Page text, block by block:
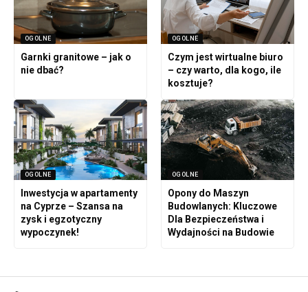
OGOLNE
Garnki granitowe – jak o
nie dbać?
OGOLNE
Czym jest wirtualne biuro
– czy warto, dla kogo, ile
kosztuje?
OGOLNE
Inwestycja w apartamenty
na Cyprze – Szansa na
zysk i egzotyczny
wypoczynek!
OGOLNE
Opony do Maszyn
Budowlanych: Kluczowe
Dla Bezpieczeństwa i
Wydajności na Budowie